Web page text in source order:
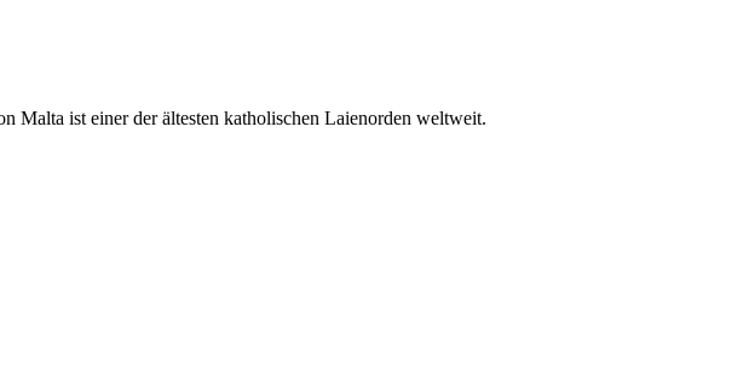
Malta ist einer der ältesten katholischen Laienorden weltweit.